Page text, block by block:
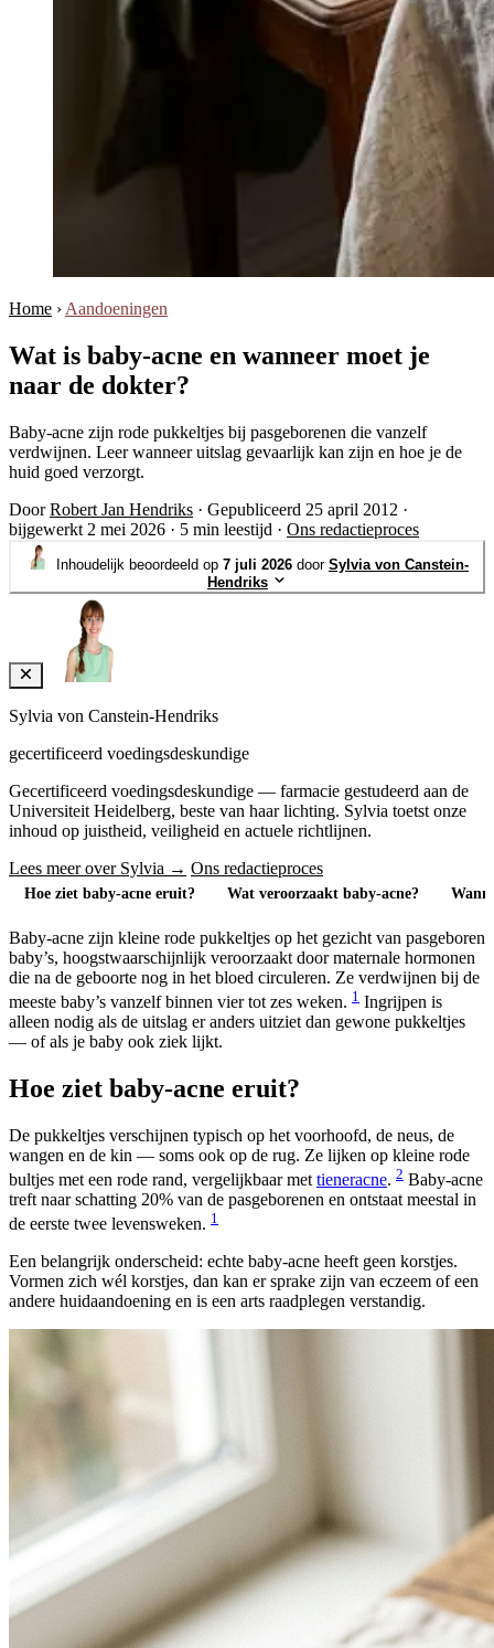
Home › Aandoeningen
Wat is baby-acne en wanneer moet je
naar de dokter?
Baby-acne zijn rode pukkeltjes bij pasgeborenen die vanzelf
verdwijnen. Leer wanneer uitslag gevaarlijk kan zijn en hoe je de
huid goed verzorgt.
DoorRobert Jan Hendriks · Gepubliceerd 25 april 2012 ·
bijgewerkt 2 mei 2026 · 5 min leestijd · Ons redactieproces
Inhoudelijk beoordeeld op 7 juli 2026 door Sylvia von Canstein-
Hendriks
Sylvia von Canstein-Hendriks
gecertificeerd voedingsdeskundige
Gecertificeerd voedingsdeskundige — farmacie gestudeerd aan de
Universiteit Heidelberg, beste van haar lichting. Sylvia toetst onze
inhoud op juistheid, veiligheid en actuele richtlijnen.
Lees meer over Sylvia → Ons redactieproces
Hoe ziet baby-acne eruit? Wat veroorzaakt baby-acne?
Baby-acne zijn kleine rode pukkeltjes op het gezicht van pasgeboren
baby’s, hoogstwaarschijnlijk veroorzaakt door maternale hormonen
die na de geboorte nog in het bloed circuleren. Ze verdwijnen bij de
meeste baby’s vanzelf binnen vier tot zes weken. 1 Ingrijpen is
alleen nodig als de uitslag er anders uitziet dan gewone pukkeltjes
— of als je baby ook ziek lijkt.
Hoe ziet baby-acne eruit?
De pukkeltjes verschijnen typisch op het voorhoofd, de neus, de
wangen en de kin — soms ook op de rug. Ze lijken op kleine rode
bultjes met een rode rand, vergelijkbaar met tieneracne. 2 Baby-acne
treft naar schatting 20% van de pasgeborenen en ontstaat meestal in
de eerste twee levensweken. 1
Een belangrijk onderscheid: echte baby-acne heeft geen korstjes.
Vormen zich wél korstjes, dan kan er sprake zijn van eczeem of een
andere huidaandoening en is een arts raadplegen verstandig.